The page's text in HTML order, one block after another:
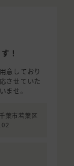
！
意しており
させていた
ませ。
葉市若葉区